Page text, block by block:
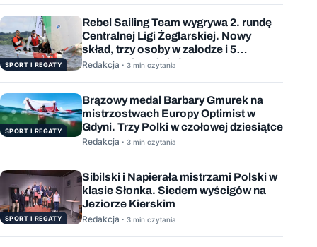
SPORT I REGATY
Rebel Sailing Team wygrywa 2. rundę
Centralnej Ligi Żeglarskiej. Nowy
skład, trzy osoby w załodze i 5
wygranych wyścigów
Redakcja · 3 min czytania
SPORT I REGATY
Brązowy medal Barbary Gmurek na
mistrzostwach Europy Optimist w
Gdyni. Trzy Polki w czołowej dziesiątce
Redakcja · 3 min czytania
SPORT I REGATY
Sibilski i Napierała mistrzami Polski w
klasie Słonka. Siedem wyścigów na
Jeziorze Kierskim
Redakcja · 3 min czytania